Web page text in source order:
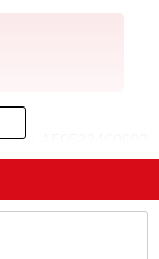
ID：AE0522460603